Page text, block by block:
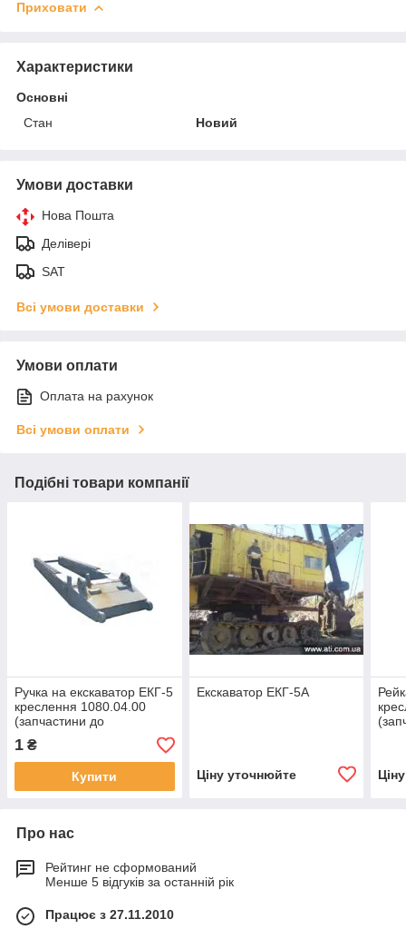
Приховати
Характеристики
Основні
Стан
Новий
Умови доставки
Нова Пошта
Делівері
SAT
Всі умови доставки
Умови оплати
Оплата на рахунок
Всі умови оплати
Подібні товари компанії
Ручка на екскаватор ЕКГ-5
креслення 1080.04.00
(запчастини до
екскаваторів ЕКГ-4,6,
ЕКГ-5, ЕКГ-5А)
1 ₴
Купити
Екскаватор ЕКГ-5А
Ціну уточнюйте
Про нас
Рейтинг не сформований
Менше 5 відгуків за останній рік
Працює з 27.11.2010